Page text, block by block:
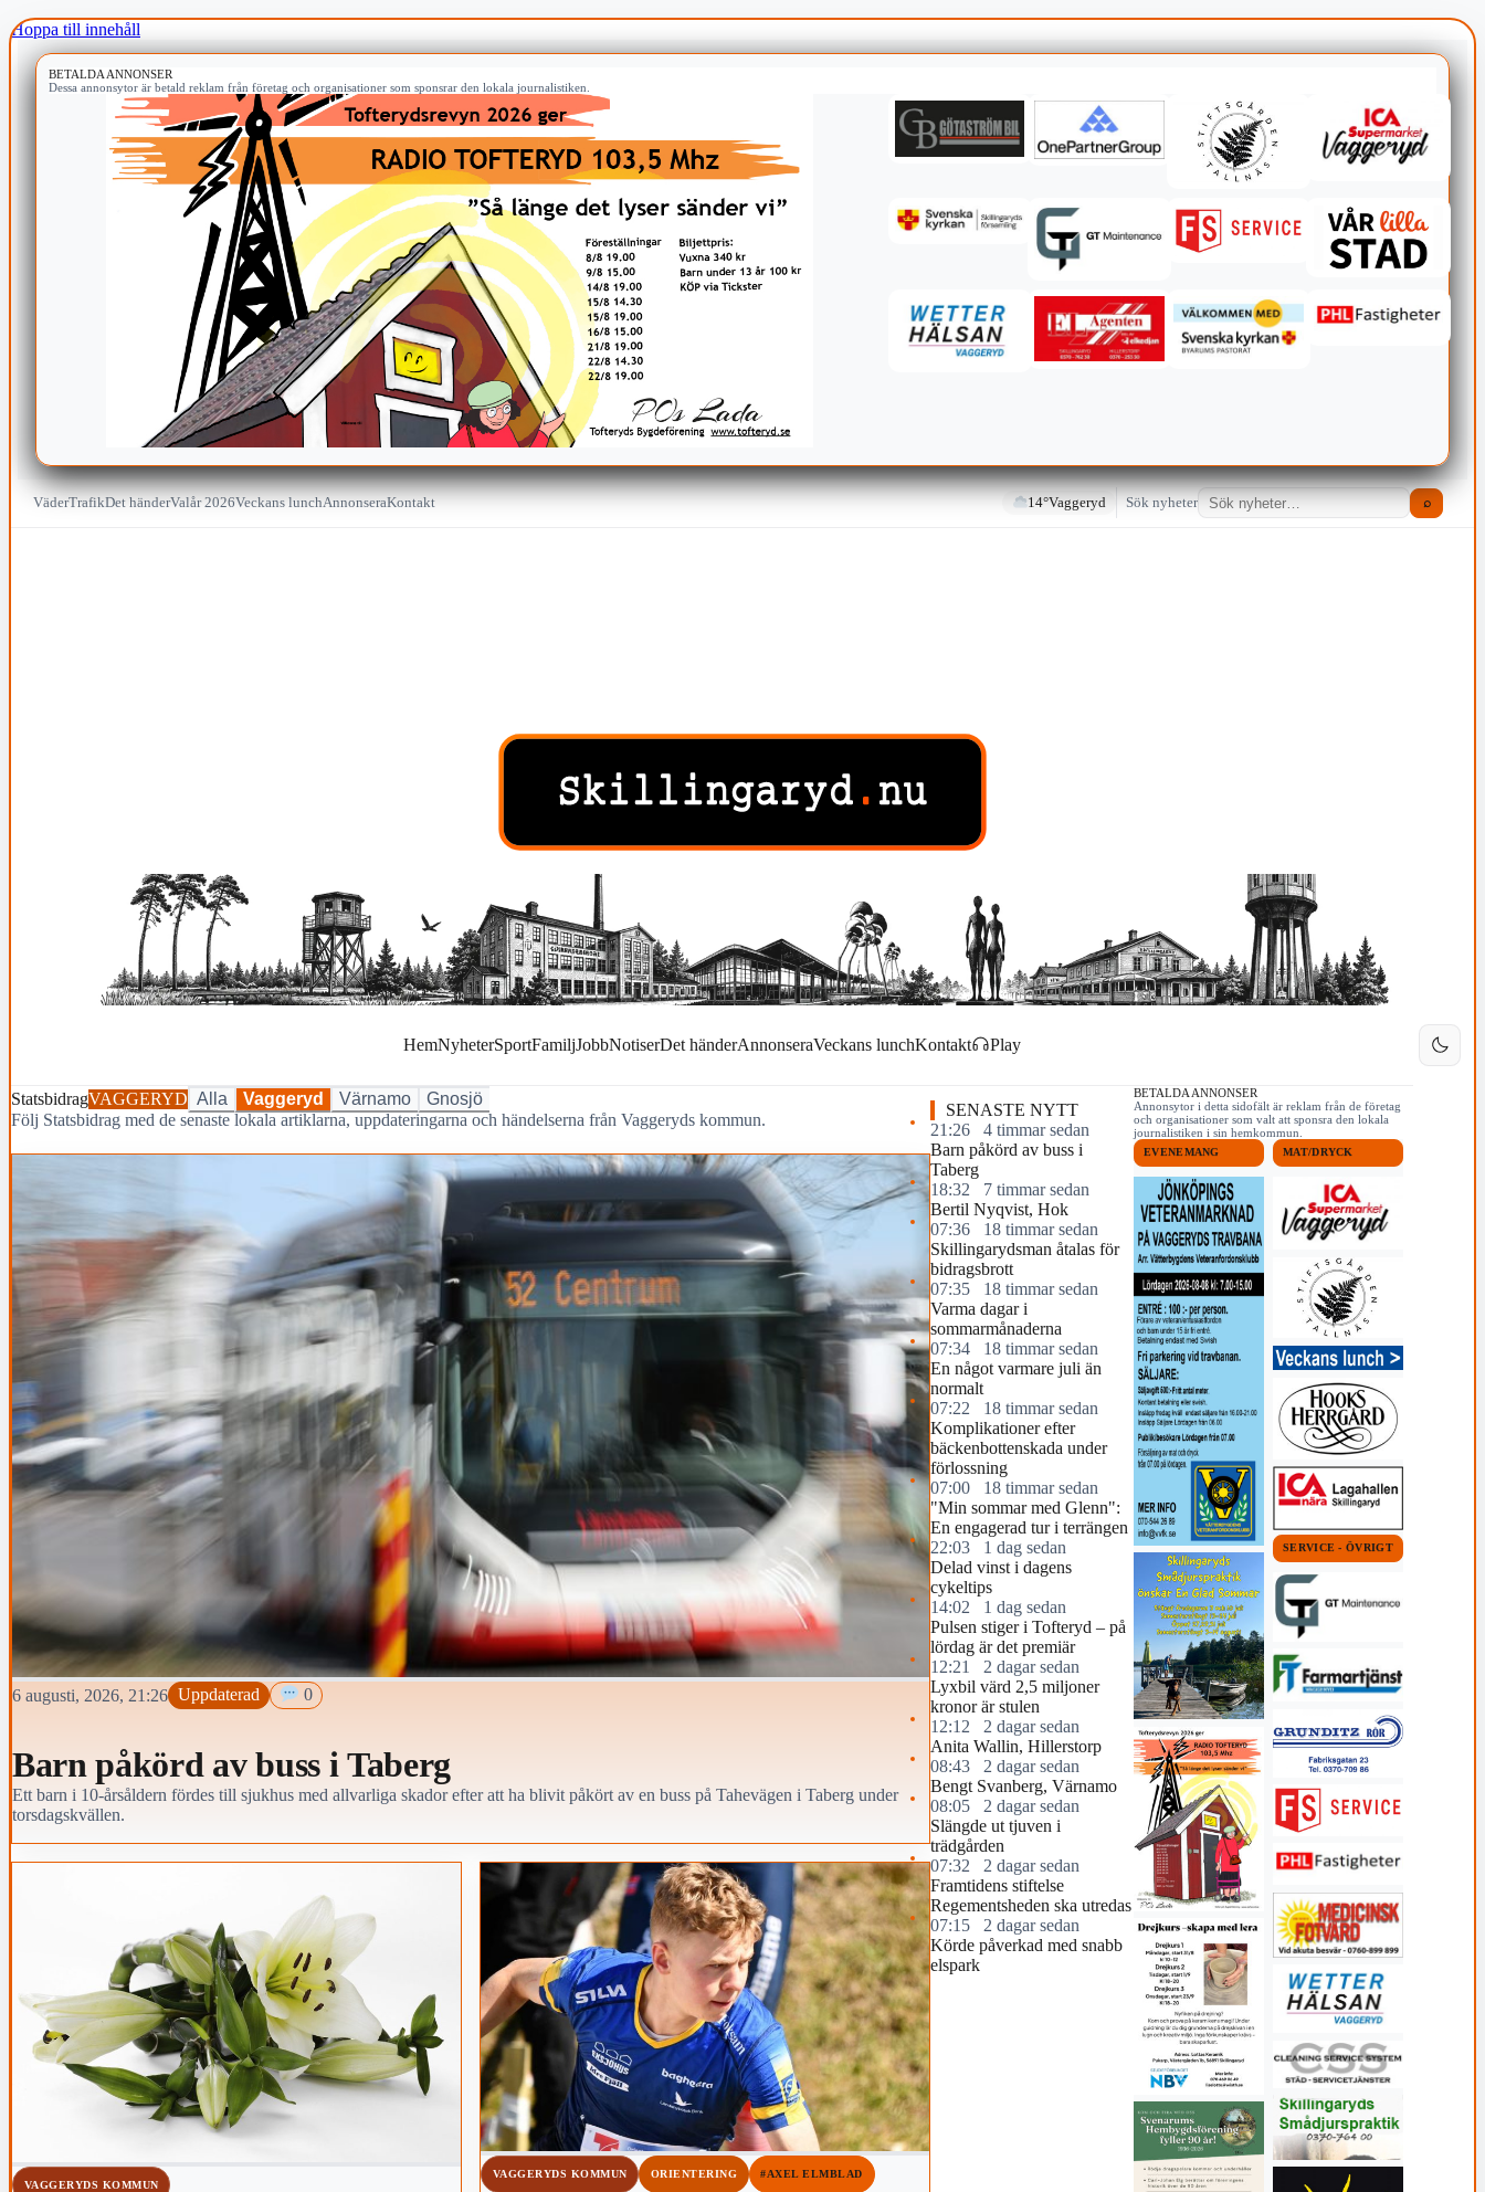
Hoppa till innehåll
BETALDA ANNONSER
Dessa annonsytor är betald reklam från företag och organisationer som sponsrar den lokala journalistiken.
VäderTrafikDet händerValår 2026Veckans lunchAnnonseraKontakt 14°Vaggeryd Sök nyheter ⌕
HemNyheterSportFamiljJobbNotiserDet händerAnnonseraVeckans lunchKontakt Play
StatsbidragVAGGERYD Alla Vaggeryd Värnamo
Gnosjö
Följ Statsbidrag med de senaste lokala artiklarna, uppdateringarna och händelserna från Vaggeryds kommun.
6 augusti, 2026, 21:26 Uppdaterad 0
Barn påkörd av buss i Taberg
Ett barn i 10-årsåldern fördes till sjukhus med allvarliga skador efter att ha blivit påkört av en buss på Tahevägen i Taberg under
torsdagskvällen.
VAGGERYDS KOMMUN
VAGGERYDS KOMMUN ORIENTERING #AXEL ELMBLAD
SENASTE NYTT
21:26
4 timmar sedan
Barn påkörd av buss i
Taberg
18:32
7 timmar sedan
Bertil Nyqvist, Hok
07:36
18 timmar sedan
Skillingarydsman åtalas för
bidragsbrott
07:35
18 timmar sedan
Varma dagar i
sommarmånaderna
07:34
18 timmar sedan
En något varmare juli än
normalt
07:22
18 timmar sedan
Komplikationer efter
bäckenbottenskada under
förlossning
07:00
18 timmar sedan
"Min sommar med Glenn":
En engagerad tur i terrängen
22:03
1 dag sedan
Delad vinst i dagens
cykeltips
14:02
1 dag sedan
Pulsen stiger i Tofteryd – på
lördag är det premiär
12:21
2 dagar sedan
Lyxbil värd 2,5 miljoner
kronor är stulen
12:12
2 dagar sedan
Anita Wallin, Hillerstorp
08:43
2 dagar sedan
Bengt Svanberg, Värnamo
08:05
2 dagar sedan
Slängde ut tjuven i
trädgården
07:32
2 dagar sedan
Framtidens stiftelse
Regementsheden ska utredas
07:15
2 dagar sedan
Körde påverkad med snabb
elspark
BETALDA ANNONSER
Annonsytor i detta sidofält är reklam från de företag
och organisationer som valt att sponsra den lokala
journalistiken i sin hemkommun.
EVENEMANG MAT/DRYCK
SERVICE - ÖVRIGT